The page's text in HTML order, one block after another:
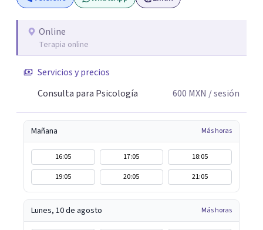
Online
Terapia online
Servicios y precios
Consulta para Psicología
600 MXN / sesión
Mañana Más horas
16:05 17:05
18:05
19:05
20:05 21:05
Lunes, 10 de agosto Más horas